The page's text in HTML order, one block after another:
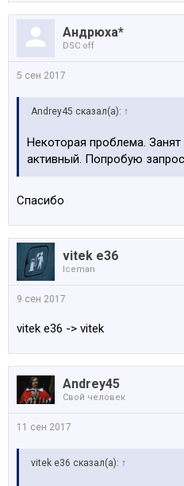
Андрюха*
DSC off
5 сен 2017
Andrey45 сказал(а): ↑
Некоторая проблема.
активный. Попробую
Спасибо
vitek e36
Iceman
9 сен 2017
vitek e36 -> vitek
Andrey45
Свой человек
11 сен 2017
vitek e36 сказал(а): ↑